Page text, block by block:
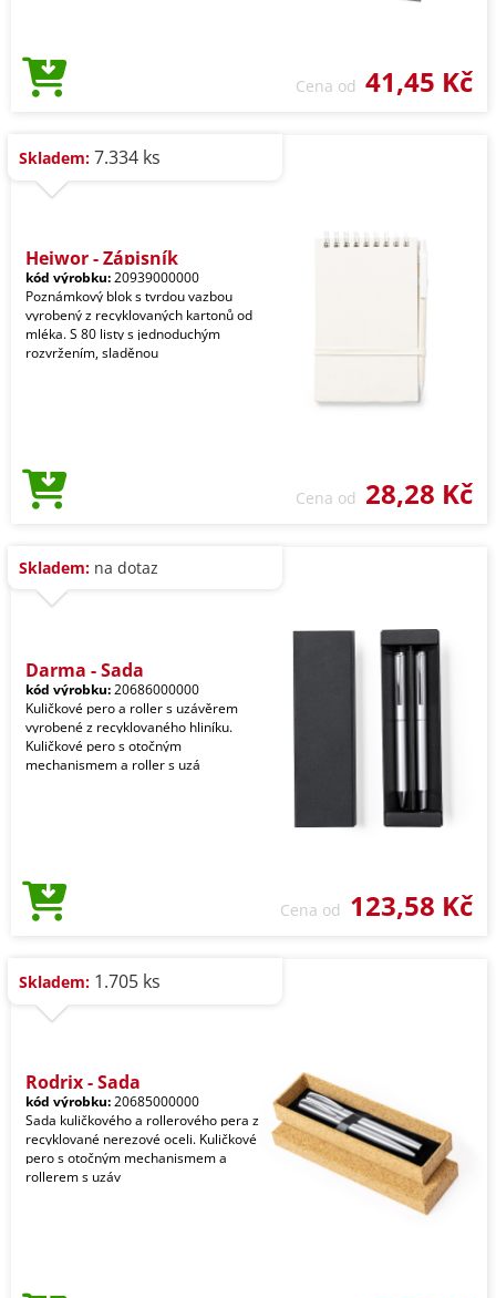
Cena od 41,45 Kč
Skladem: 7.334 ks
Heiwor - Zápisník
kód výrobku:20939000000
Poznámkový blok s tvrdou vazbou
vyrobený z recyklovaných kartonů od
mléka. S 80 listy s jednoduchým
rozvržením, sladěnou
Cena od 28,28 Kč
Skladem: na dotaz
Darma - Sada
kód výrobku:20686000000
Kuličkové pero a roller s uzávěrem
vyrobené z recyklovaného hliníku.
Kuličkové pero s otočným
mechanismem a roller s uzá
Cena od 123,58 Kč
Skladem: 1.705 ks
Rodrix - Sada
kód výrobku:20685000000
Sada kuličkového a rollerového pera z
recyklované nerezové oceli. Kuličkové
pero s otočným mechanismem a
rollerem s uzáv